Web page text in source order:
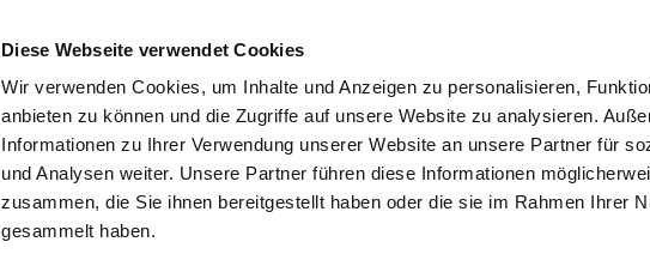
Diese Webseite verwendet Cookies
Wir verwenden Cookies, um Inhalte und Anzeigen zu personalisieren,
anbieten zu können und die Zugriffe auf unsere Website zu analysieren.
Informationen zu Ihrer Verwendung unserer Website an unsere Partner für
und Analysen weiter. Unsere Partner führen diese Informationen
zusammen, die Sie ihnen bereitgestellt haben oder die sie im Rahmen Ihrer
gesammelt haben.
Willkommen Leistungen Container &